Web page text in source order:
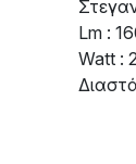
Lm :
Watt :